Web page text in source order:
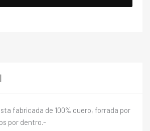
fabricada de 100% cuero, forrada por
por dentro.-